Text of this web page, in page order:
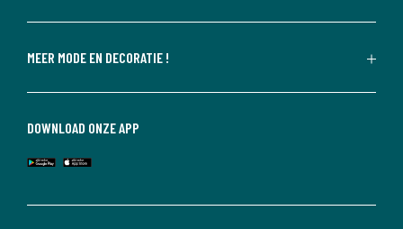
MEER MODE EN DECORATIE !
DOWNLOAD ONZE APP